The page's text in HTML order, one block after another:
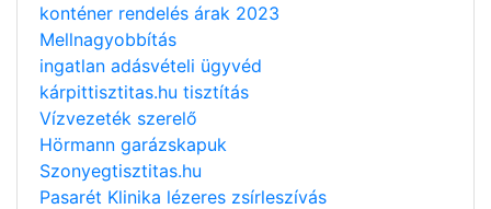
konténer rendelés árak 2023
Mellnagyobbítás
ingatlan adásvételi ügyvéd
kárpittisztitas.hu tisztítás
Vízvezeték szerelő
Hörmann garázskapuk
Szonyegtisztitas.hu
Pasarét Klinika lézeres zsírleszívás